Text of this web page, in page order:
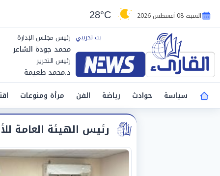
السبت 08 أغسطس 2026 28°C
رئيس مجلس الإدارة
محمد جودة الشاعر
رئيس التحرير
د.محمد طعيمة
سياسة
حوادث رياضة الفن مرأة ومنوعات
رئيس الهيئة العامة